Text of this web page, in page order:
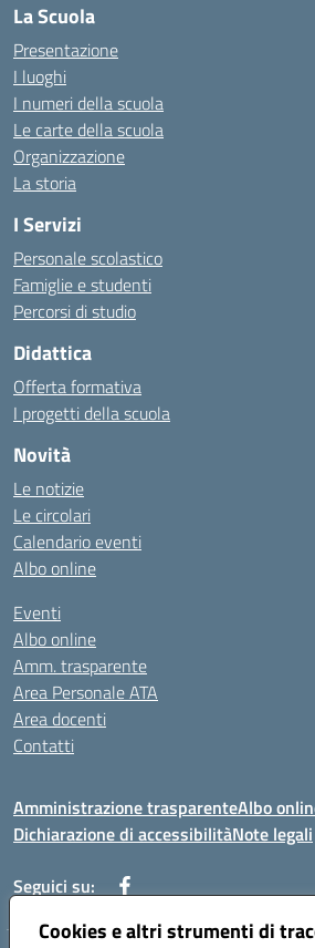
Cookies e altri strumenti di
La Scuola
Presentazione
I luoghi
I numeri della scuola
Le carte della scuola
Organizzazione
La storia
I Servizi
Personale scolastico
Famiglie e studenti
Percorsi di studio
Didattica
Offerta formativa
I progetti della scuola
Novità
Le notizie
Le circolari
Calendario eventi
Albo online
Eventi
Albo online
Amm. trasparente
Area Personale ATA
Area docenti
Contatti
Amministrazione trasparenteAlbo
Dichiarazione di accessibilitàNote legali
Seguici su: